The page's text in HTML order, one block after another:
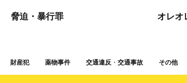
脅迫・暴行罪 オレオ
財産犯 薬物事件 交通違反 ・ 交通事故 その他